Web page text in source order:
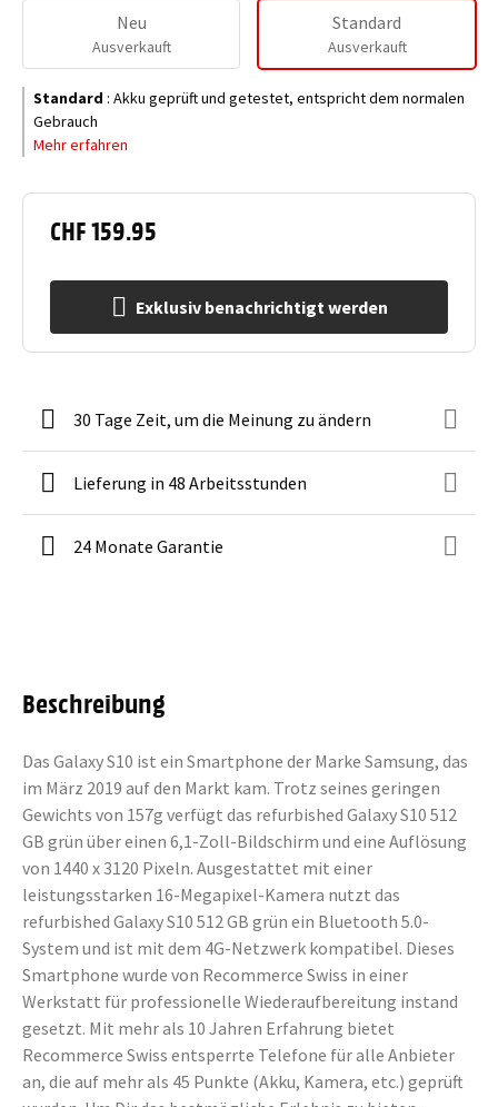
CHF 159.95
Exklusiv benachrichtigt werden
Neu
Ausverkauft
Standard
Ausverkauft
Standard : Akku geprüft und getestet, entspricht dem normalen
Gebrauch
Mehr erfahren
30 Tage Zeit, um die Meinung zu ändern
Lieferung in 48 Arbeitsstunden
24 Monate Garantie
Beschreibung
Das Galaxy S10 ist ein Smartphone der Marke Samsung, das
im März 2019 auf den Markt kam. Trotz seines geringen
Gewichts von 157g verfügt das refurbished Galaxy S10 512
GB grün über einen 6,1-Zoll-Bildschirm und eine Auflösung
von 1440 x 3120 Pixeln. Ausgestattet mit einer
leistungsstarken 16-Megapixel-Kamera nutzt das
refurbished Galaxy S10 512 GB grün ein Bluetooth 5.0-
System und ist mit dem 4G-Netzwerk kompatibel. Dieses
Smartphone wurde von Recommerce Swiss in einer
Werkstatt für professionelle Wiederaufbereitung instand
gesetzt. Mit mehr als 10 Jahren Erfahrung bietet
Recommerce Swiss entsperrte Telefone für alle Anbieter
an, die auf mehr als 45 Punkte (Akku, Kamera, etc.) geprüft